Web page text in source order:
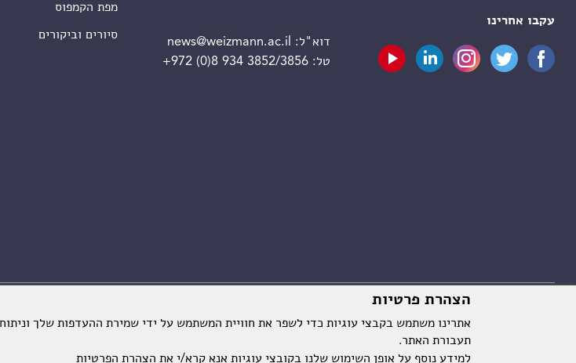
עקבו אחרינו
דוא"ל:
news@weizmann.ac.il
טל:+972 (0)8 934 3852/3856
מפת הקמפוס
סיורים וביקורים
מכון ויצמן למדע. כל
הצהרת פרטיות
אתרינו משתמש בקבצי עוגיות כדי לשפר את חוויית המשתמש על ידי שמירת ההעדפות שלך וניתוח
תעבורת האתר.
למידע נוסף על אופן השימוש שלנו בקובצי עוגיות אנא קרא/י את הצהרת הפרטיות